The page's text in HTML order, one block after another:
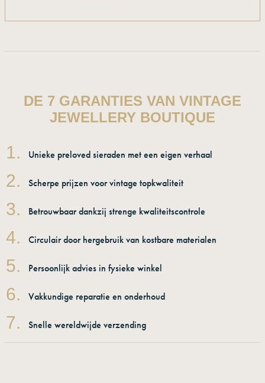
DE 7 GARANTIES VAN VINTAGE
JEWELLERY BOUTIQUE
1. Unieke preloved sieraden met een eigen verhaal
2. Scherpe prijzen voor vintage topkwaliteit
3. Betrouwbaar dankzij strenge kwaliteitscontrole
4. Circulair door hergebruik van kostbare materialen
5. Persoonlijk advies in fysieke winkel
6. Vakkundige reparatie en onderhoud
7. Snelle wereldwijde verzending